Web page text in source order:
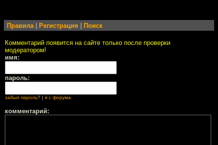
Правила| Регистрация Поиск
Комментарий появится на сайте только после проверки
модератором!
имя:
пароль:
забыл пароль? я с форума
комментарий: